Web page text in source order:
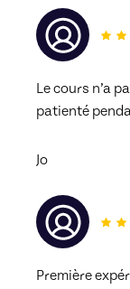
Le cours n’a
patienté
Jo
Première